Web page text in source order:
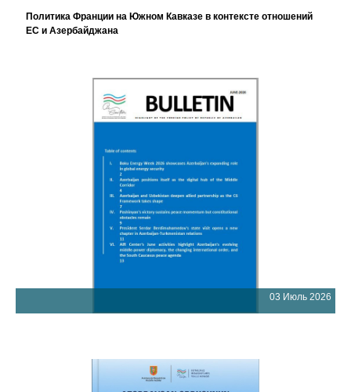
Политика Франции на Южном Кавказе в контексте отношений
ЕС и Азербайджана
03 Июль 2026